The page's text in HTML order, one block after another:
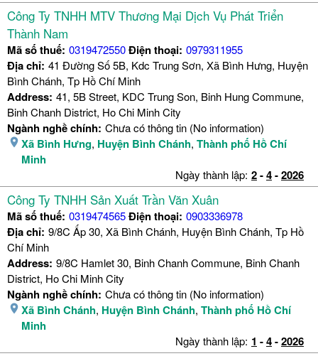
Công Ty TNHH MTV Thương Mại Dịch Vụ Phát Triển
Thành Nam
Mã số thuế: 0319472550Điện thoại: 0979311955
Địa chỉ: 41 Đường Số 5B, Kdc Trung Sơn, Xã Bình Hưng, Huyện
Bình Chánh, Tp Hồ Chí Minh
Address: 41, 5B Street, KDC Trung Son, Binh Hung Commune,
Binh Chanh District, Ho Chi Minh City
Ngành nghề chính: Chưa có thông tin (No information)
Xã Bình Hưng, Huyện Bình Chánh, Thành phố Hồ Chí
Minh
Ngày thành lập: 2-4-2026
Công Ty TNHH Sản Xuất Trần Văn Xuân
Mã số thuế: 0319474565Điện thoại: 0903336978
Địa chỉ: 9/8C Ấp 30, Xã Bình Chánh, Huyện Bình Chánh, Tp Hồ
Chí Minh
Address: 9/8C Hamlet 30, Binh Chanh Commune, Binh Chanh
District, Ho Chi Minh City
Ngành nghề chính: Chưa có thông tin (No information)
Xã Bình Chánh, Huyện Bình Chánh, Thành phố Hồ Chí
Minh
Ngày thành lập: 1 -4-2026